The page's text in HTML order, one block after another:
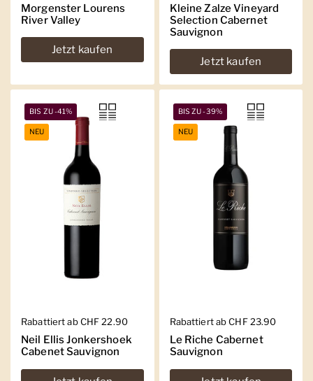
Morgenster Lourens
River Valley
Jetzt kaufen
Kleine Zalze Vineyard
Selection Cabernet
Sauvignon
Jetzt kaufen
Regulärer Preis
Rabattiert ab CHF 22.90
Neil Ellis Jonkershoek
Cabenet Sauvignon
BIS ZU -41%
NEU
Regulärer Preis
Rabattiert ab CHF 23.90
Le Riche Cabernet
Sauvignon
BIS ZU -39%
NEU